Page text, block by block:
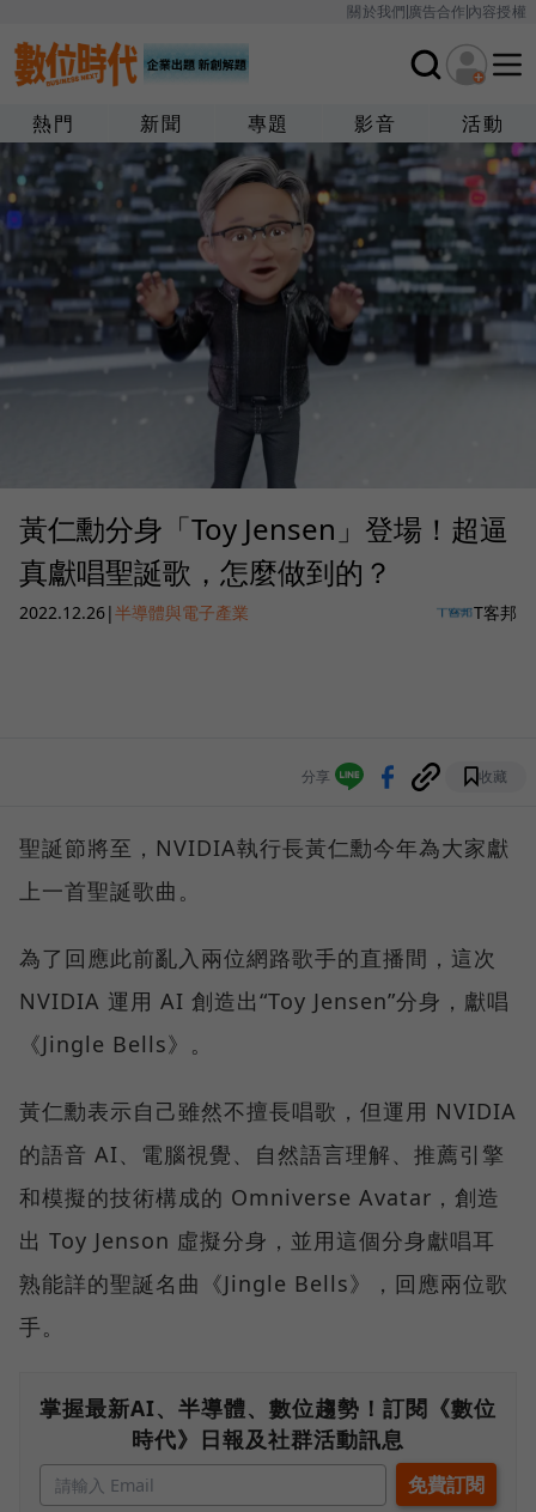
關於我們廣告合作內容授權
熱門 新聞 專題 影音 活動
黃仁勳分身「Toy Jensen」登場！超逼
真獻唱聖誕歌，怎麼做到的？
2022.12.26|半導體與電子產業 T客邦
分享 收藏
聖誕節將至，NVIDIA執行長黃仁勳今年為大家獻
上一首聖誕歌曲。
為了回應此前亂入兩位網路歌手的直播間，這次
NVIDIA 運用 AI 創造出“Toy Jensen”分身，獻唱
《Jingle Bells》。
黃仁勳表示自己雖然不擅長唱歌，但運用 NVIDIA
的語音 AI、電腦視覺、自然語言理解、推薦引擎
和模擬的技術構成的 Omniverse Avatar，創造
出 Toy Jenson 虛擬分身，並用這個分身獻唱耳
熟能詳的聖誕名曲《Jingle Bells》，回應兩位歌
手。
掌握最新AI、半導體、數位趨勢！訂閱《數位
時代》日報及社群活動訊息